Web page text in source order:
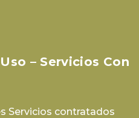
– Servicios Con
Servicios contratados